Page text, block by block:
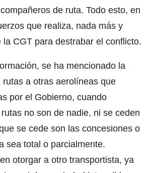
de ruta. Todo esto, en
que realiza, nada más y
la CGT para destrabar el conflicto.
se ha mencionado la
a otras aerolíneas que
por el Gobierno, cuando
no son de nadie, ni se ceden
se cede son las concesiones o
sea total o parcialmente.
otorgar a otro transportista, ya